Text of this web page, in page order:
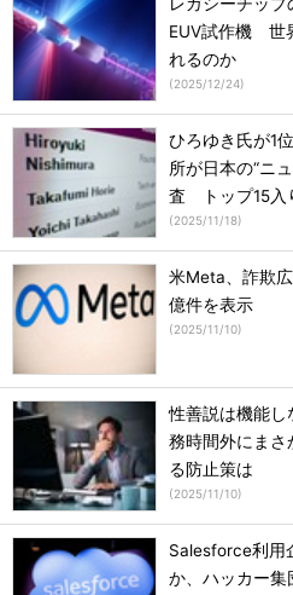
EUV試作機 世
れるのか
(2025/12/24)
ひろゆき氏が1
所が日本の“ニ
査 トップ15入
(2025/11/18)
米Meta、詐欺
億件を表示
(2025/11/10)
性善説は機能し
務時間外にま
る防止策は
(2025/11/10)
Salesforce利用
か、ハッカー